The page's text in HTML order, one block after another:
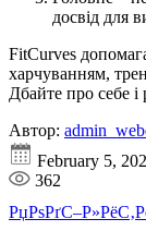
досвід для
FitCurves
харчуванням,
Дбайте про себе і
Автор:
February 5,
362